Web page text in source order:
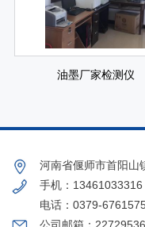
油墨厂家检测仪
河南省偃师市首阳山
手机：13461033316
电话：0379-